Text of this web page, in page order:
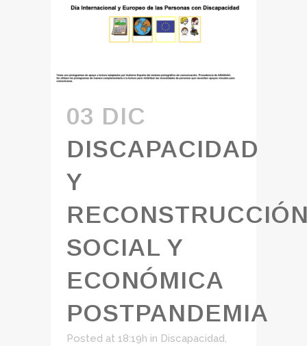
03 DIC
DISCAPACIDAD
Y
SOCIAL Y
ECONÓMICA
POSTPANDEMIA
Posted at 18:19h in Discapacidad,